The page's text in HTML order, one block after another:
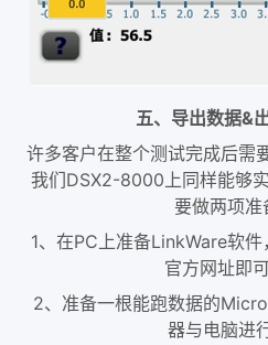
五、导出数据&
许多客户在整个测试完成后需
我们DSX2-8000上同样能够
要做两项准
1、在PC上准备LinkWare软
官方网址即
2、准备一根能跑数据的
器与电脑进